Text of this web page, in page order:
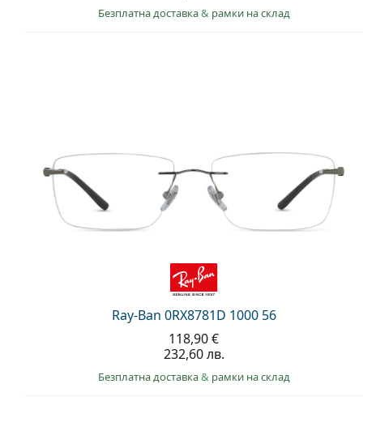
Безплатна доставка& рамки на склад
Ray-Ban 0RX8781D 1000 56
118,90 €
232,60 лв.
Безплатна доставка& рамки на склад